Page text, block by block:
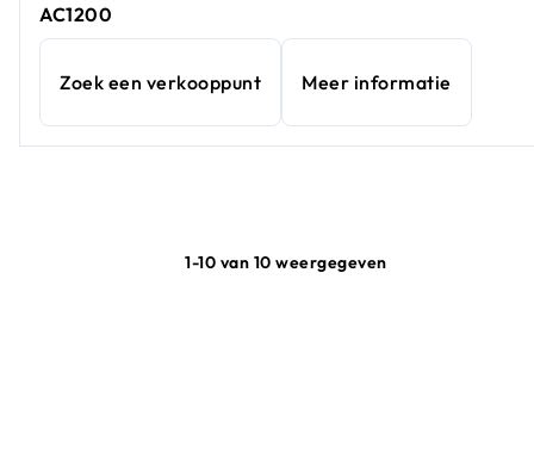
AC1200
Zoek een verkooppunt Meer informatie
1-10 van 10 weergegeven